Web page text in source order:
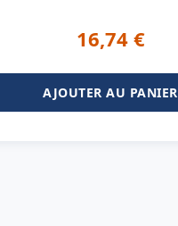
16,74 €
AJOUTER AU PANIER